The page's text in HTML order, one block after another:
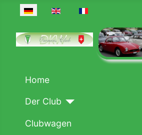
Sprache auswählen
Home
Der Club
Clubwagen